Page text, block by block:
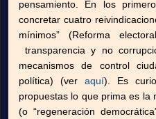
pensamiento. En los
concretar cuatro
mínimos” (Reforma
transparencia y no
mecanismos de control
política) (ver aquí). Es
propuestas lo que prima es la
(o “regeneración